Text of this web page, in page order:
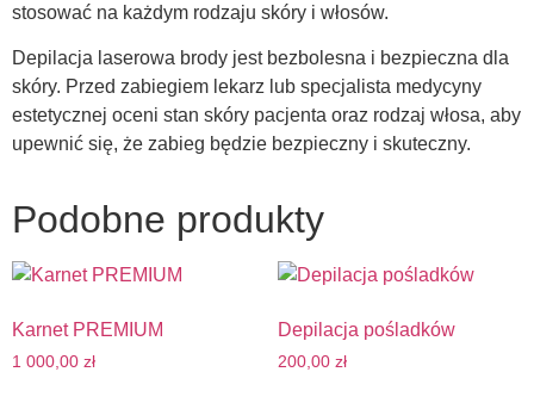
stosować na każdym rodzaju skóry i włosów.
Depilacja laserowa brody jest bezbolesna i bezpieczna dla
skóry. Przed zabiegiem lekarz lub specjalista medycyny
estetycznej oceni stan skóry pacjenta oraz rodzaj włosa, aby
upewnić się, że zabieg będzie bezpieczny i skuteczny.
Podobne produkty
Karnet PREMIUM
1 000,00 zł
Depilacja pośladków
200,00 zł